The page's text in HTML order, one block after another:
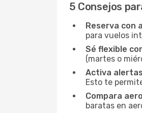
5 Consejos
Reserva con
para vuelos
Sé flexible
(martes o
Activa
Esto te
Compara
baratas en